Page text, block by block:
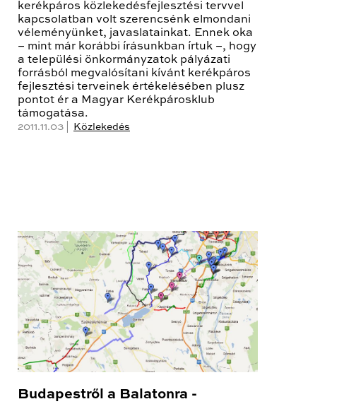
kerékpáros közlekedésfejlesztési tervvel
kapcsolatban volt szerencsénk elmondani
véleményünket, javaslatainkat. Ennek oka
– mint már korábbi írásunkban írtuk –, hogy
a települési önkormányzatok pályázati
forrásból megvalósítani kívánt kerékpáros
fejlesztési terveinek értékelésében plusz
pontot ér a Magyar Kerékpárosklub
támogatása.
2011.11.03 | Közlekedés
Budapestről a Balatonra -